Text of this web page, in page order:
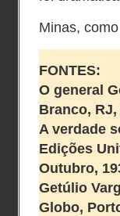
Minas,
FONTES:
O general
Branco, RJ,
A verdade
Edições
Outubro,
Getúlio
Globo,